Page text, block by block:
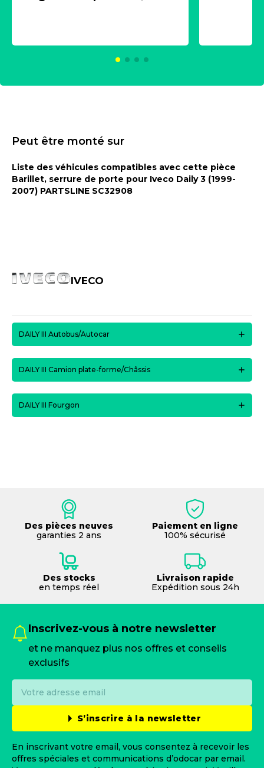
Peut être monté sur
Liste des véhicules compatibles avec cette pièce
Barillet, serrure de porte pour Iveco Daily 3 (1999-
2007) PARTSLINE SC32908
IVECO
DAILY III Autobus/Autocar
DAILY III Camion plate-forme/Châssis
DAILY III Fourgon
Des pièces neuves
garanties 2 ans
Paiement en ligne
100% sécurisé
Des stocks
en temps réel
Livraison rapide
Expédition sous 24h
Inscrivez-vous à notre newsletter
et ne manquez plus nos offres et conseils
exclusifs
S’inscrire à la newsletter
En inscrivant votre email, vous consentez à recevoir les
offres spéciales et communications d’odocar par email.